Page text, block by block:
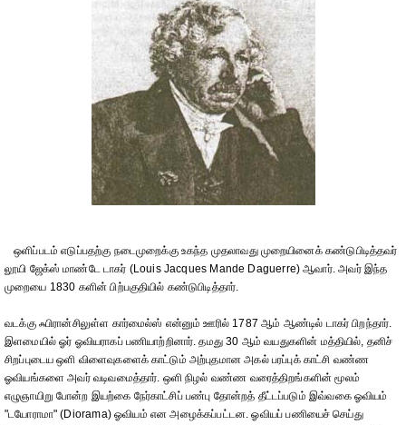
ஒளிப்படம் எடுப்பதற்கு நடைமுறைக்கு உகந்த முதலாவது முறையினைக் கண்டுபிடித்தவர்
லூயி ஜேக்ஸ் மாண்டே டாகர் (Louis Jacques Mande Daguerre) ஆவார். அவர் இந்த
முறையை 1830 களின் பிற்பகுதியில் கண்டுபிடித்தார்.
வடக்கு ஃபிரான்சிலுள்ள கார்மைல்ஸ் என்னும் ஊரில் 1787 ஆம் ஆண்டில் டாகர் பிறந்தார்.
இளமையில் ஓர் ஓவியராகப் பணியாற்றினார். தமது 30 ஆம் வயதுகளின் மத்தியில், தனிச்
சிறப்புடைய ஒளி விளைவுகளைக் காட்டும் அற்புதமான அகல் பரப்புக் காட்சி வண்ண
ஓவியங்களை அவர் வடிவமைத்தார். ஒளி நிழல் வண்ண வரைத்திறங்களின் மூலம்
எழுஞாயிறு போன்ற இயற்கை நேர்காட்சிப் பண்பு தோன்றத் தீட்டப்படும் இவ்வகை ஓவியம்
"டயோராமா" (Diorama) ஓவியம் என அழைக்கப்பட்டன. ஓவியப் பணியைச் செய்து